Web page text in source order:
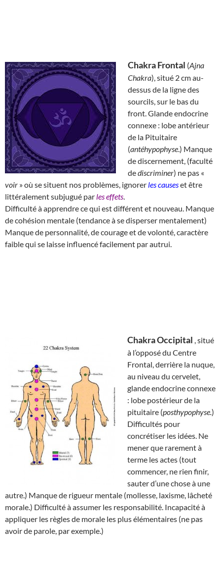
Chakra Frontal (Ajna
Chakra), situé 2 cm au-
dessus de la ligne des
sourcils, sur le bas du
front. Glande endocrine
connexe : lobe antérieur
de la Pituitaire
(antéhypophyse.) Manque
de discernement, (faculté
dediscriminer) ne pas «
voir » où se situent nos problèmes, ignorer les causeset être
littéralement subjugué par les effets
Difficulté à apprendre ce qui est différent et nouveau. Manque
de cohésion mentale (tendance à se disperser mentalement)
Manque de personnalité, de courage et de volonté, caractère
faible qui se laisse influencé facilement par autrui.
Chakra Occipital , situé
à l’opposé du Centre
Frontal, derrière la nuque,
au niveau du cervelet,
glande endocrine connexe
: lobe postérieur de la
pituitaire (posthypophyse.)
Difficultés pour
concrétiser les idées. Ne
mener que rarement à
terme les actes (tout
commencer, ne rien finir,
sauter d’une chose à une
autre.) Manque de rigueur mentale (mollesse, laxisme, lâcheté
morale.) Difficulté à assumer les responsabilité. Incapacité à
appliquer les règles de morale les plus élémentaires (ne pas
avoir de parole, par exemple.)